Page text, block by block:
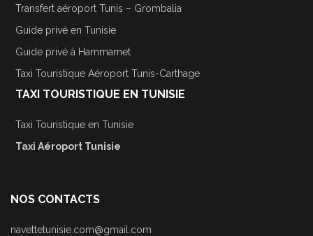
Transfert aéroport Tunis – Grombalia
Guide privé en Tunisie
Guide privé à Hammamet
Taxi Touristique Aéroport Tunis-Carthage
TAXI TOURISTIQUE EN TUNISIE
Taxi Touristique en Tunisie
Taxi Aéroport Tunisie
NOS CONTACTS
navettetunisie.com@gmail.com